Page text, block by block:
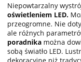
Niepowtarzalny
oświetleniem LED.
przeogromne. Nie
ale różnych
poradnika można
sobą światło LED.